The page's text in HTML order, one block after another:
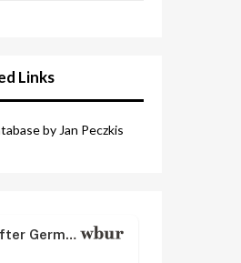
Links
by Jan Peczkis